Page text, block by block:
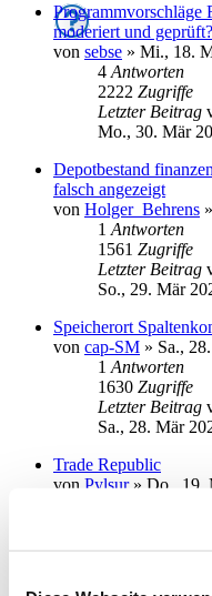
Programmvorschläge
moderiert und
von sebse » Mi., 18.
4 Antworten
2222 Zugriffe
Letzter Beitrag
Mo., 30. Mär
Depotbestand
falsch angezeigt
von Holger_Behrens »
1 Antworten
1561 Zugriffe
Letzter Beitrag
So., 29. Mär
Speicherort
von cap-SM » Sa.,
1 Antworten
1630 Zugriffe
Letzter Beitrag
Sa., 28. Mär
Trade Republic
von Pylsur» Do., 19.